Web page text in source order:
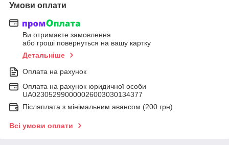
Умови оплати
Ви отримаєте замовлення
або гроші повернуться на вашу картку
Детальніше
Оплата на рахунок
Оплата на рахунок юридичної особи
UA023052990000026003030134377
Післяплата з мінімальним авансом (200 грн)
Всі умови оплати